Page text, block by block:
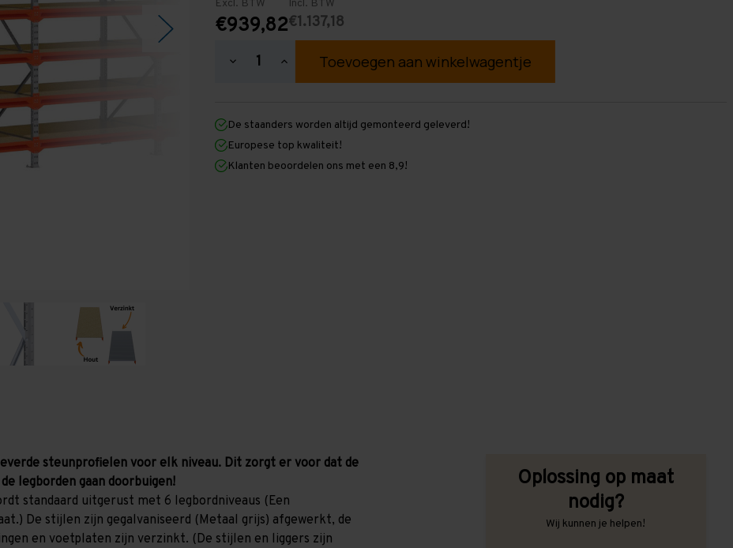
Excl. BTW
€939,82
Incl. BTW
€1.137,18
Hoeveelheid
2.000
mm
x
6.300
mm
Hoeveelheid
verhogen
2.000
mm
x
6.300
mm
De staanders worden altijd gemonteerd geleverd!
Europese top kwaliteit!
Klanten beoordelen ons met een 8,9!
steunprofielen voor elk niveau. Dit zorgt er voor dat de
legborden gaan doorbuigen!
standaard uitgerust met 6 legbordniveaus (Een
De stijlen zijn gegalvaniseerd (Metaal grijs) afgewerkt, de
en voetplaten zijn verzinkt. (De stijlen en liggers zijn
Oplossing op maat
nodig?
Wij kunnen je helpen!